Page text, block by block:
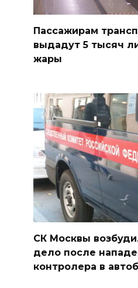
Пассажирам
выдадут 5 тысяч
жары
СК Москвы
дело после
контролера в